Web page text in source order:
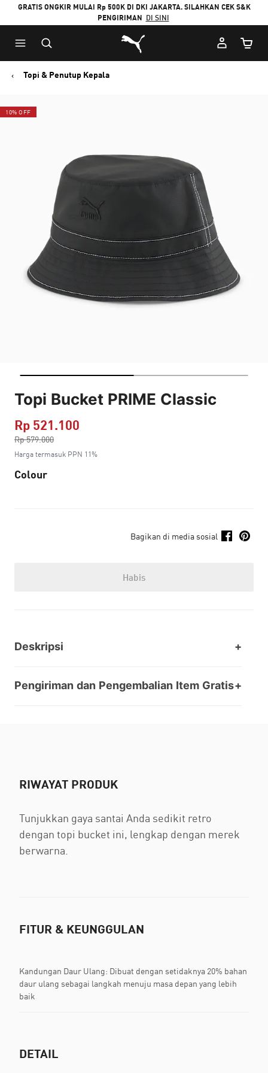
GRATIS ONGKIR MULAI Rp 500K DI DKI JAKARTA. SILAHKAN CEK S&K
PENGIRIMAN DI SINI
Puma Beranda
Topi & Penutup Kepala
10% OFF
Topi Bucket PRIME Classic
Rp 521.100
Rp 579.000
ke
Harga termasuk PPN 11%
Colour
Bagikan di media sosial
Habis
Deskripsi
Pengiriman dan Pengembalian Item Gratis
RIWAYAT PRODUK
Tunjukkan gaya santai Anda sedikit retro
dengan topi bucket ini, lengkap dengan merek
berwarna.
FITUR & KEUNGGULAN
Kandungan Daur Ulang: Dibuat dengan setidaknya 20% bahan
daur ulang sebagai langkah menuju masa depan yang lebih
baik
DETAIL